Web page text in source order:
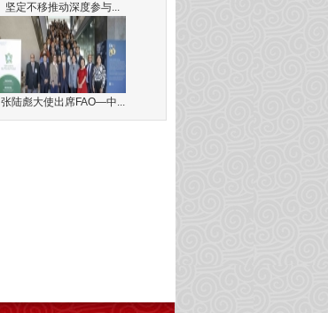
坚定不移推动深度参与...
张陆彪大使出席FAO—中...